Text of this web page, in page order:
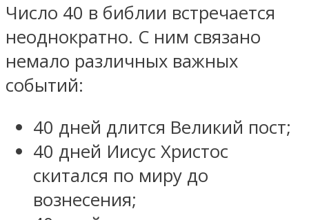
Число 40 в библии встречается
неоднократно. С ним связано
немало различных важных
событий:
40 дней длится Великий пост;
40 дней Иисус Христос
скитался по миру до
вознесения;